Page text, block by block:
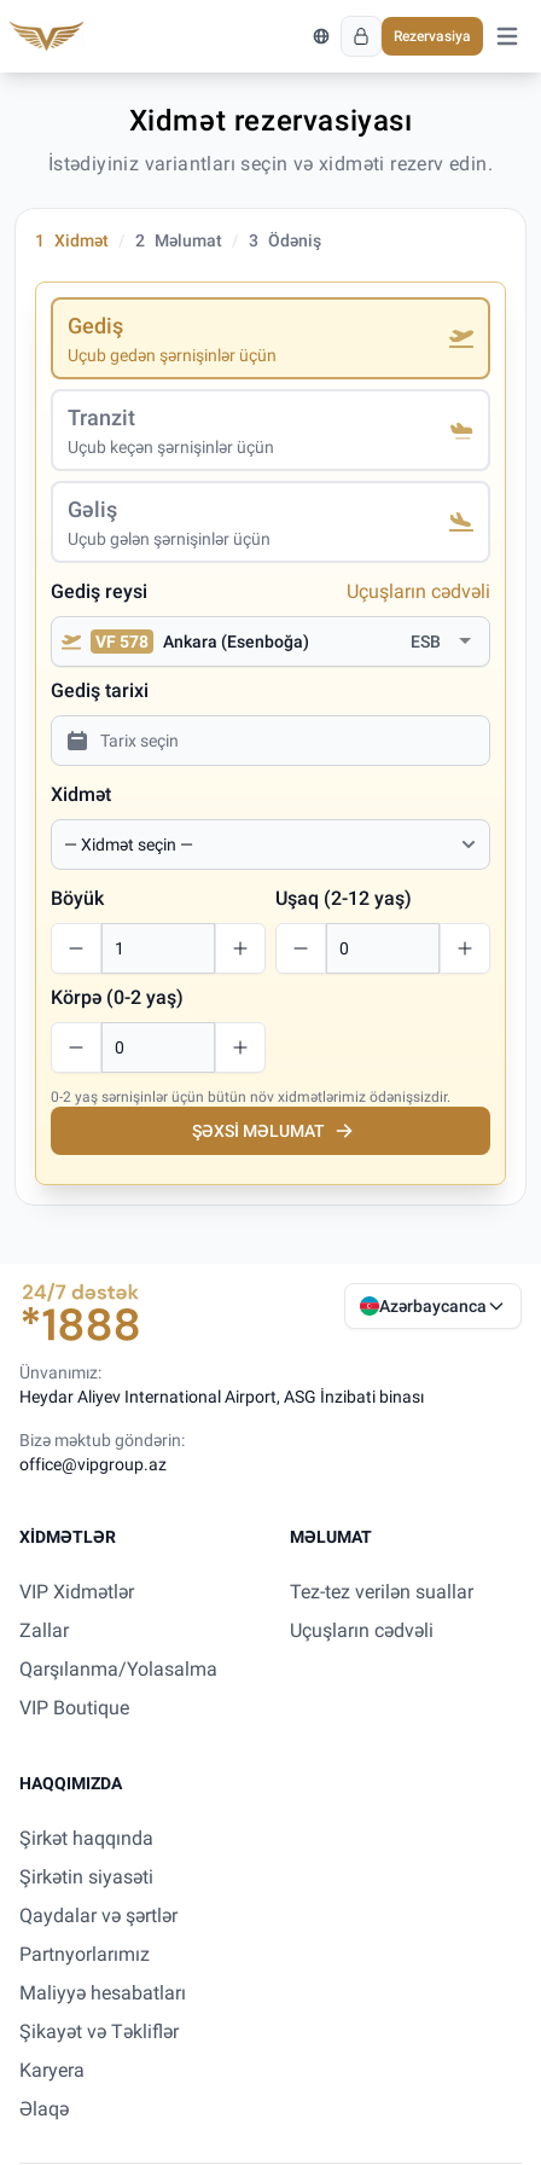
Rezervasiya
Əsas
Xidmət rezervasiyası
İstədiyiniz variantları seçin və xidməti rezerv edin.
1 Xidmət 2 Məlumat 3 Ödəniş
Gediş
Uçub gedən şərnişinlər üçün
Tranzit
Uçub keçən şərnişinlər üçün
Gəliş
Uçub gələn şərnişinlər üçün
Gediş reysi Uçuşların cədvəli
VF 578 Ankara (Esenboğa) ESB
Gediş tarixi
Xidmət
Böyük Uşaq (2-12 yaş)
Körpə (0-2 yaş)
0-2 yaş sərnişinlər üçün bütün növ xidmətlərimiz ödənişsizdir.
ŞƏXSI MƏLUMAT
Azərbaycanca
Ünvanımız:
Heydar Aliyev International Airport, ASG İnzibati binası
Bizə məktub göndərin:
office@vipgroup.az
XIDMƏTLƏR
VIP Xidmətlər
Zallar
Qarşılanma/Yolasalma
VIP Boutique
MƏLUMAT
Tez-tez verilən suallar
Uçuşların cədvəli
HAQQIMIZDA
Şirkət haqqında
Şirkətin siyasəti
Qaydalar və şərtlər
Partnyorlarımız
Maliyyə hesabatları
Şikayət və Təkliflər
Karyera
Əlaqə